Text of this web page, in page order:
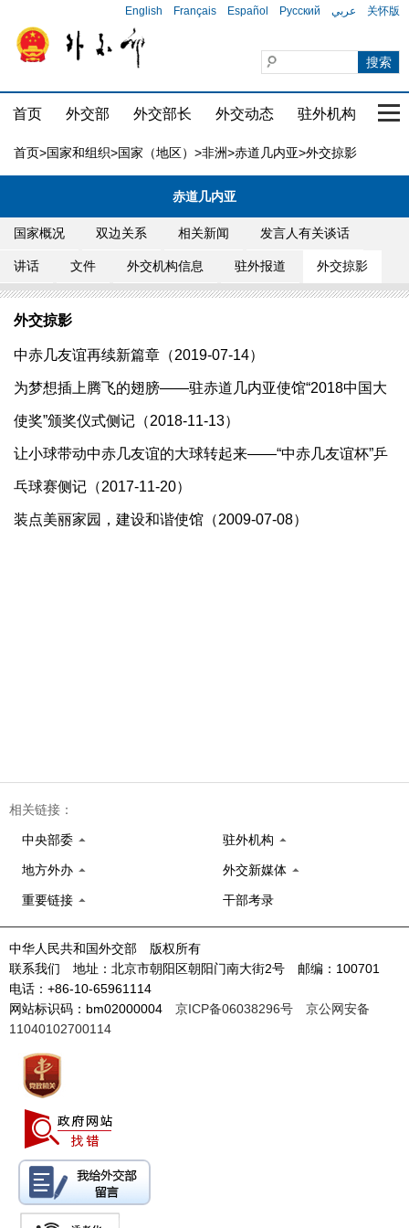
English Français Español Русский عربي 关怀版
首页 外交部 外交部长 外交动态 驻外机构 国
首页>国家和组织>国家（地区） >非洲>赤道几内亚>外交掠影
赤道几内亚
国家概况 双边关系 相关新闻 发言人有关谈话
讲话 文件 外交机构信息 驻外报道 外交掠影
外交掠影
中赤几友谊再续新篇章（2019-07-14）
为梦想插上腾飞的翅膀——驻赤道几内亚使馆“2018中国大
使奖”颁奖仪式侧记（2018-11-13）
让小球带动中赤几友谊的大球转起来——“中赤几友谊杯”乒
乓球赛侧记（2017-11-20）
装点美丽家园，建设和谐使馆（2009-07-08）
相关链接：
中央部委 驻外机构
地方外办 外交新媒体
重要链接 干部考录
中华人民共和国外交部 版权所有
联系我们 地址：北京市朝阳区朝阳门南大街2号 邮编：100701
电话：+86-10-65961114
网站标识码：bm02000004 京ICP备06038296号
京公网安备
11040102700114